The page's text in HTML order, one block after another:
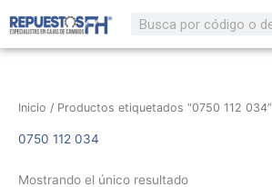
contenido
Buscar
Inicio / Productos etiquetados “0750 112 034”
0750 112 034
Mostrando el único resultado